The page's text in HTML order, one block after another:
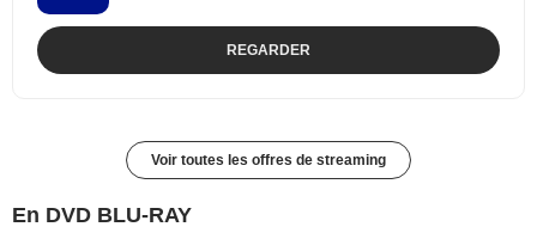
REGARDER
Voir toutes les offres de streaming
En DVD BLU-RAY